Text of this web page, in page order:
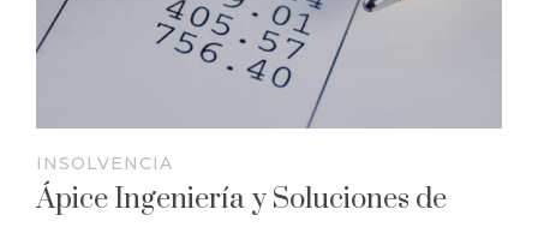
INSOLVENCIA
Ápice Ingeniería y Soluciones de